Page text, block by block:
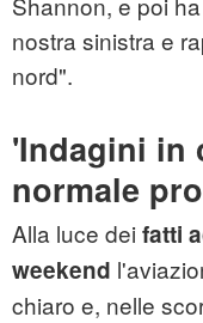
nostra sinistra e
nord".
'Indagini in
normale
Alla luce dei fatti
weekend
chiaro e, nelle